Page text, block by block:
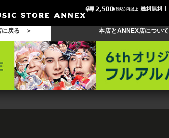
に戻る ＞ 本店とANNEX店について